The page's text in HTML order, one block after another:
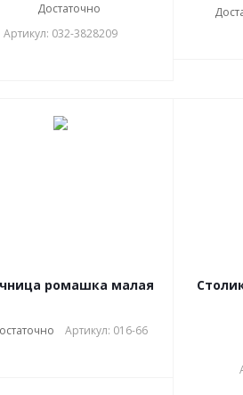
Достаточно
Артикул: 032-3828209
ромашка малая
Артикул: 016-66